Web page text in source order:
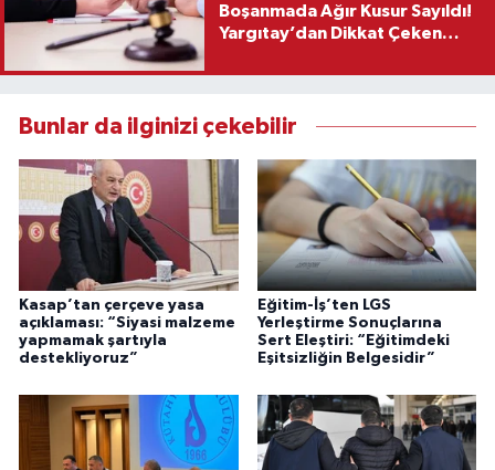
Boşanmada Ağır Kusur Sayıldı!
Yargıtay’dan Dikkat Çeken
Bunlar da ilginizi çekebilir
Kasap’tan çerçeve yasa
açıklaması: “Siyasi malzeme
yapmamak şartıyla
destekliyoruz”
Eğitim-İş’ten LGS
Yerleştirme Sonuçlarına
Sert Eleştiri: “Eğitimdeki
Eşitsizliğin Belgesidir”